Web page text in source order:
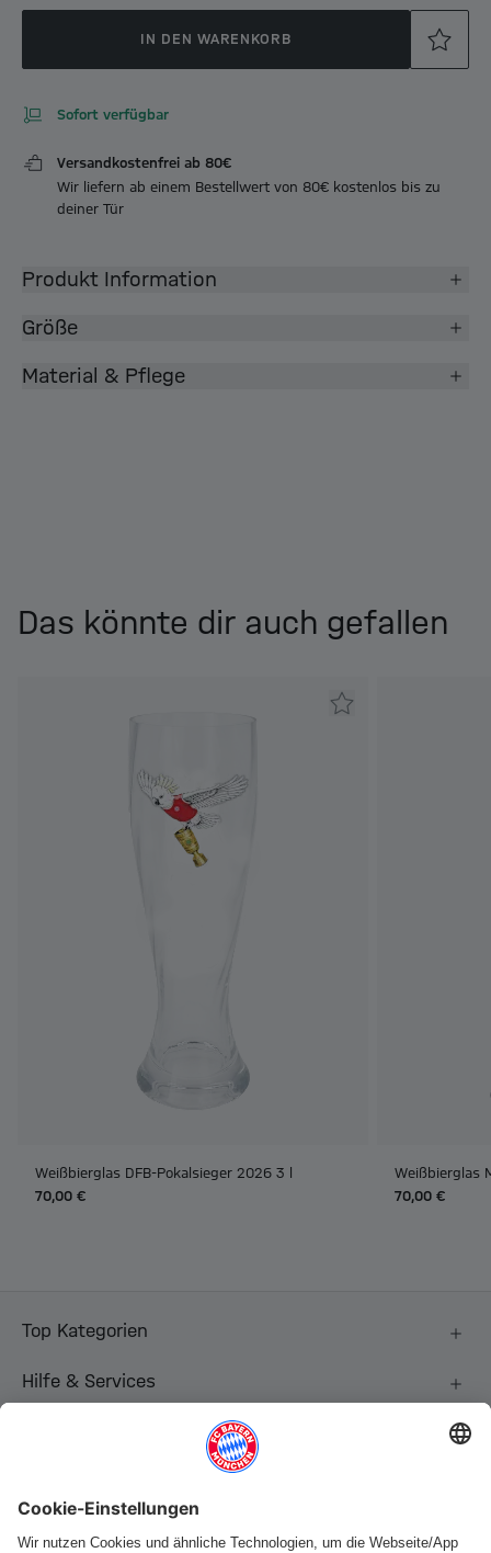
IN DEN WARENKORB
Sofort verfügbar
Versandkostenfrei ab 80€
Wir liefern ab einem Bestellwert von 80€ kostenlos bis zu
deiner Tür
Produkt Information
Größe
Material & Pflege
Das könnte dir auch gefallen
Weißbierglas DFB-Pokalsieger 2026 3 l
70,00 €
Weißbierglas
70,00 €
Top Kategorien
Hilfe & Services
Folge uns